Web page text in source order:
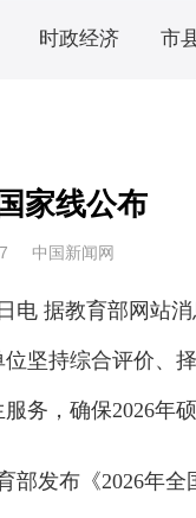
时政经济 市
家线公布
中国新闻网
据教育部网站消
坚持综合评价、
务，确保2026年
发布《2026年全